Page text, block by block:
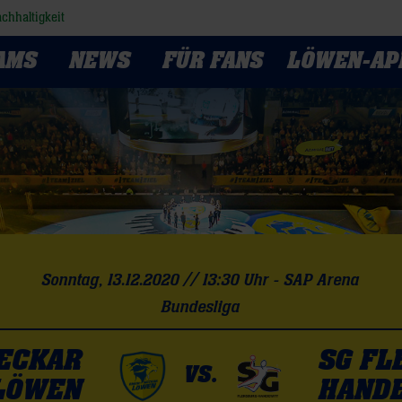
NEWS FÜR FANS LÖWEN-
Sonntag, 13.12.2020 // 13:30 Uhr - SAP Arena
Bundesliga
VS.
SG